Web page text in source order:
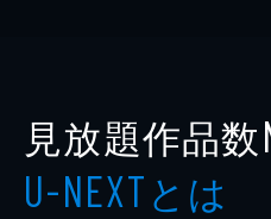
見放題作品数
U-NEXTとは